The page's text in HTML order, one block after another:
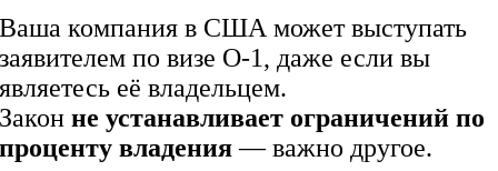
Ваша компания в США может выступать
заявителем по визе O-1, даже если вы
являетесь её владельцем.
Законне устанавливает ограничений по
проценту владения— важно другое.